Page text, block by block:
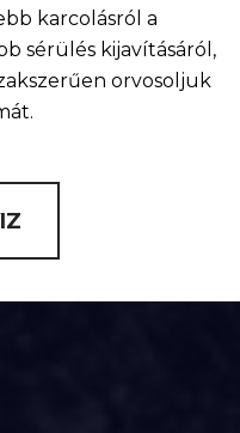
karcolásról a
sérülés kijavításáról,
orvosoljuk